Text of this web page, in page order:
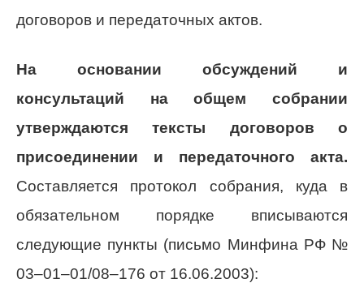
договоров и передаточных актов.
На основании обсуждений и
консультаций на общем собрании
утверждаются тексты договоров о
присоединении и передаточного акта.
Составляется протокол собрания, куда в
обязательном порядке вписываются
следующие пункты (письмо Минфина РФ №
03–01–01/08–176 от 16.06.2003):